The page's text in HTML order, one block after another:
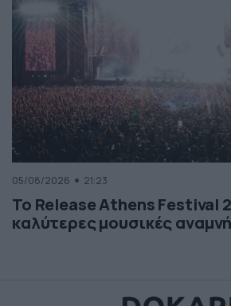
05/08/2026 21:23
Το Release Athens Festival
καλύτερες μουσικές